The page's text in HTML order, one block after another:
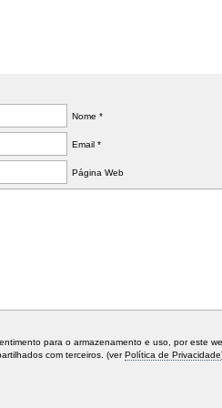
Nome *
Email *
Página Web
para o armazenamento e uso, por este
com terceiros. (verPolítica de Privacidade